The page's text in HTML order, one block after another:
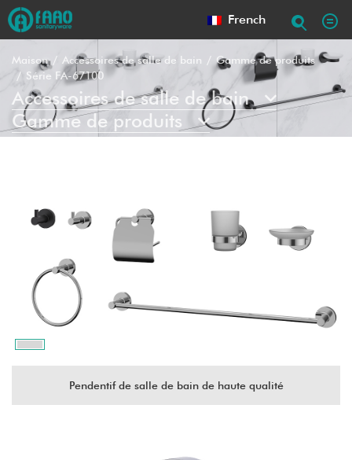
French
Maison Accessoires de salle de bain
Gamme de produits
Série FA-67100
Accessoires de salle de bain
Gamme de produits
Pendentif de salle de bain de haute qualité